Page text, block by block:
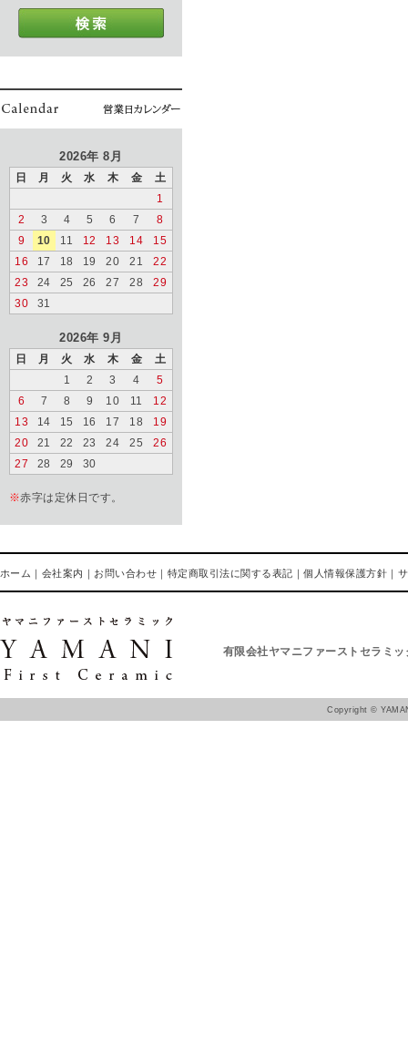
2026年 8月
日 月 火 水 木 金
土
1
2
3 4 5 6 7
8
9
10 11 12 13 14
15
16
17 18 19 20 21
22
23
24 25 26 27 28
29
30
31
2026年 9月
日 月 火 水 木 金
土
1
2 3 4
5
6
7 8 9 10 11
12
13
14 15 16 17 18
19
20
21 22 23 24 25
26
27
28 29 30
※赤字は定休日です。
ホーム ｜ 会社案内 ｜ お問い合わせ ｜ 特定商取引法に関する表記 ｜個人情報保護方針 ｜
有限会社ヤマニファーストセラミッ
Copyright ©